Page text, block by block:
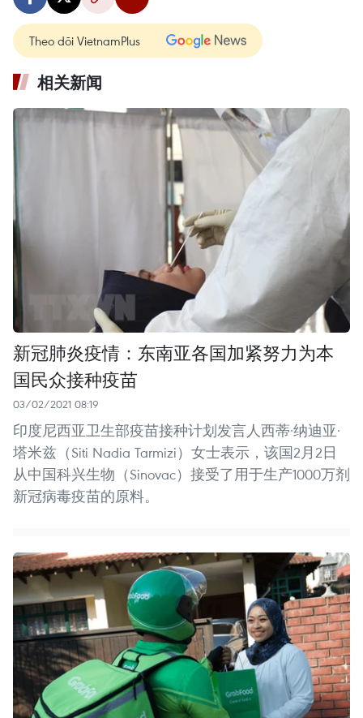
Theo dõi VietnamPlus
相关新闻
新冠肺炎疫情：东南亚各国加紧努力为本
国民众接种疫苗
03/02/2021 08:19
印度尼西亚卫生部疫苗接种计划发言人西蒂·纳迪亚·
塔米兹（Siti Nadia Tarmizi）女士表示，该国2月2日
从中国科兴生物（Sinovac）接受了用于生产1000万剂
新冠病毒疫苗的原料。